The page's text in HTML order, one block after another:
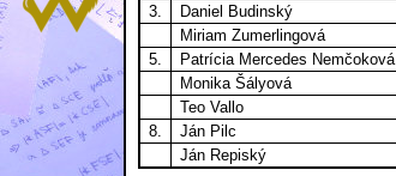
3.
Daniel Budinský
Miriam Zumerlingová
5.
Patrícia Mercedes Nemčoková
Monika Šályová
Teo Vallo
8.
Ján Pilc
Ján Repiský